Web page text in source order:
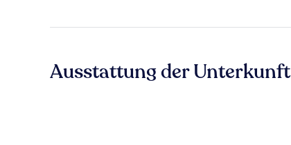
Ausstattung der Unterkunft